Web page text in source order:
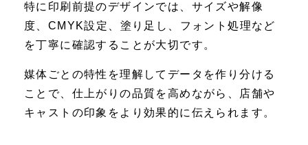
特に印刷前提のデザインでは、サイズや解像
度、CMYK設定、塗り足し、フォント処理など
を丁寧に確認することが大切です。
媒体ごとの特性を理解してデータを作り分ける
ことで、仕上がりの品質を高めながら、店舗や
キャストの印象をより効果的に伝えられます。